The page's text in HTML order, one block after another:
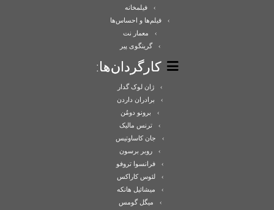
فیلمخانه
فیلم‌ها و احساس‌ها
معمار نت
گرینگوی پیر
کارگردان‌ها:
ژان لوک گدار
برادران داردن
برونو دومُن
ترنس مالیک
جان کاساوتیس
روبر برسون
فرانسوا تروفو
لئوس کاراکس
میشائیل هانکه
میگل گومس